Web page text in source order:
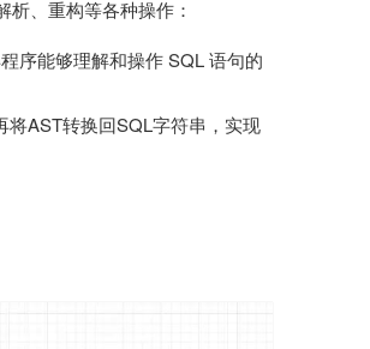
、重构等各种操作：
序能够理解和操作 SQL 语句的
AST转换回SQL字符串，实现